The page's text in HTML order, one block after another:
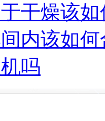
干燥该
内该如
吗